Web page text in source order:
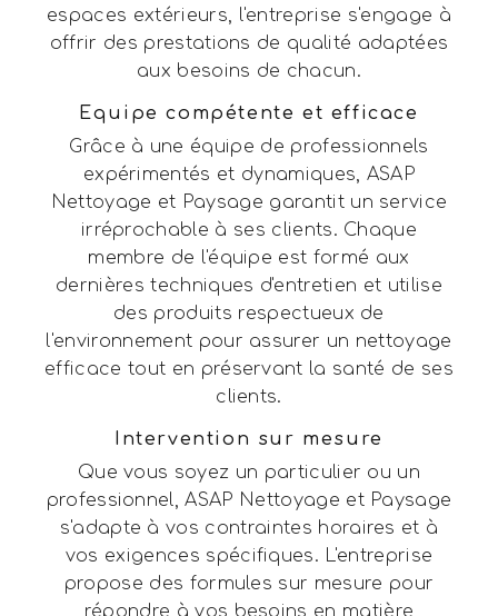
espaces extérieurs, l'entreprise s'engage à
offrir des prestations de qualité adaptées
aux besoins de chacun.
Equipe compétente et efficace
Grâce à une équipe de professionnels
expérimentés et dynamiques, ASAP
Nettoyage et Paysage garantit un service
irréprochable à ses clients. Chaque
membre de l'équipe est formé aux
dernières techniques d'entretien et utilise
des produits respectueux de
l'environnement pour assurer un nettoyage
efficace tout en préservant la santé de ses
clients.
Intervention sur mesure
Que vous soyez un particulier ou un
professionnel, ASAP Nettoyage et Paysage
s'adapte à vos contraintes horaires et à
vos exigences spécifiques. L'entreprise
propose des formules sur mesure pour
répondre à vos besoins en matière